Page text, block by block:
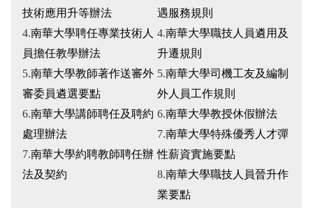
技術應用升等辦法
4.南華大學聘任專業技術人
員擔任教學辦法
5.南華大學教師著作送審外
審委員遴選要點
6.南華大學講師聘任及聘約
處理辦法
7.南華大學約聘教師聘任辦
法及契約
遇服務規則
4.南華大學職技人員遴用及
升遷規則
5.南華大學司機工友及編制
外人員工作規則
6.南華大學教授休假辦法
7.南華大學特殊優秀人才彈
性薪資實施要點
8.南華大學職技人員晉升作
業要點